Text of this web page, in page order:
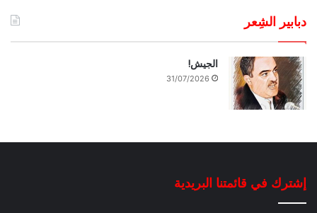
دبابير الشِعر
الجيش!
31/07/2026
إشترك في قائمتنا البريدية